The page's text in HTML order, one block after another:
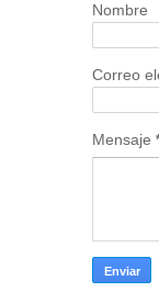
Nombre
Correo
Mensaje